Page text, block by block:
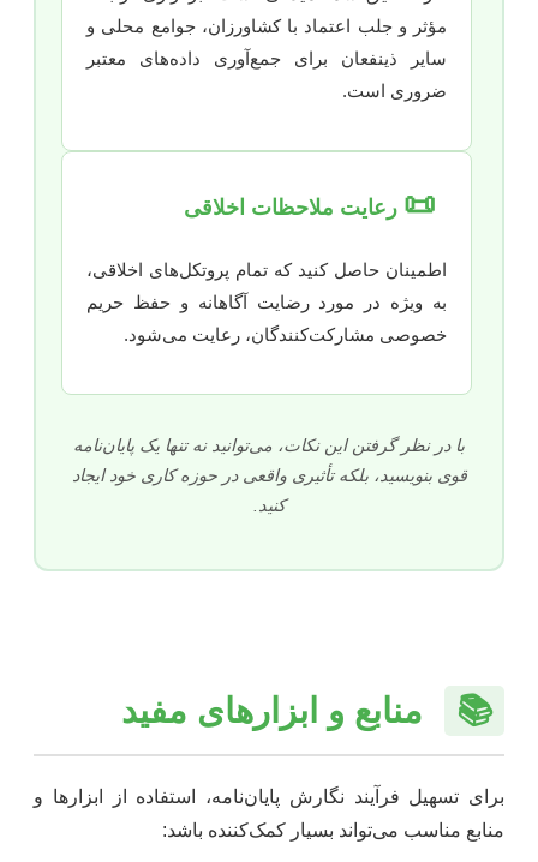
مؤثر و جلب اعتماد با کشاورزان، جوامع محلی و
سایر ذینفعان برای جمع‌آوری داده‌های معتبر
ضروری است.
📜 رعایت ملاحظات اخلاقی
اطمینان حاصل کنید که تمام پروتکل‌های اخلاقی،
به ویژه در مورد رضایت آگاهانه و حفظ حریم
خصوصی مشارکت‌کنندگان، رعایت می‌شود.
با در نظر گرفتن این نکات، می‌توانید نه تنها یک پایان‌نامه
قوی بنویسید، بلکه تأثیری واقعی در حوزه کاری خود ایجاد
کنید.
📚 منابع و ابزارهای مفید
برای تسهیل فرآیند نگارش پایان‌نامه، استفاده از ابزارها و
منابع مناسب می‌تواند بسیار کمک‌کننده باشد: